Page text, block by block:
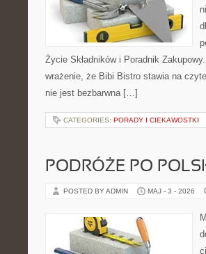
Życie Składników i Poradnik
wrażenie, że Bibi Bistro stawia na
nie jest bezbarwna […]
CATEGORIES: PORADY I CIEKAWOSTKI
PODRÓŻE PO
POSTED BY ADMIN MAJ - 3 - 2026